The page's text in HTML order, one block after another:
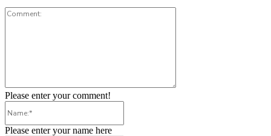
Please enter your comment!
Please enter your name here